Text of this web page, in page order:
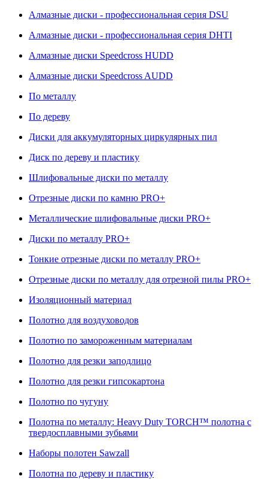
Алмазные диски - профессиональная серия DSU
Алмазные диски - профессиональная серия DHTI
Алмазные диски Speedcross HUDD
Алмазные диски Speedcross AUDD
По металлу
По дереву
Диски для аккумуляторных циркулярных пил
Диск по дереву и пластику
Шлифовальные диски по металлу
Отрезные диски по камню PRO+
Металлические шлифовальные диски PRO+
Диски по металлу PRO+
Тонкие отрезные диски по металлу PRO+
Отрезные диски по металлу для отрезной пилы PRO+
Изоляционный материал
Полотно для воздуховодов
Полотно по замороженным материалам
Полотно для резки заподлицо
Полотно для резки гипсокартона
Полотно по чугуну
Полотна по металлу: Heavy Duty TORCH™ полотна с
твердосплавными зубьями
Наборы полотен Sawzall
Полотна по дереву и пластику